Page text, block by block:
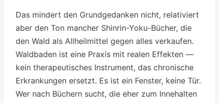
Das mindert den Grundgedanken nicht, relativiert
aber den Ton mancher Shinrin-Yoku-Bücher, die
den Wald als Allheilmittel gegen alles verkaufen.
Waldbaden ist eine Praxis mit realen Effekten —
kein therapeutisches Instrument, das chronische
Erkrankungen ersetzt. Es ist ein Fenster, keine Tür.
Wer nach Büchern sucht, die eher zum Innehalten